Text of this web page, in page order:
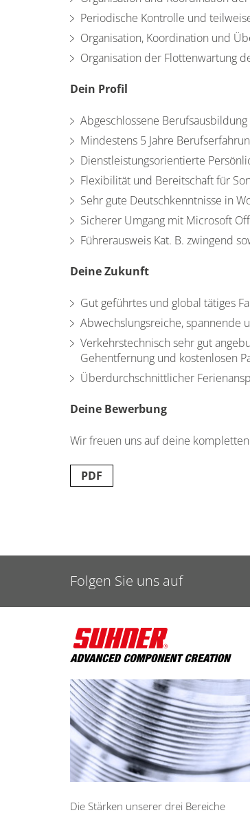
Periodische Kontrolle und
Organisation, Koordination und
Organisation der Flottenwartung
Dein Profil
Abgeschlossene
Mindestens 5 Jahre
Dienstleistungsorientierte
Flexibilität und Bereitschaft für
Sehr gute Deutschkenntnisse in
Sicherer Umgang mit Microsoft
Führerausweis Kat. B. zwingend
Deine Zukunft
Gut geführtes und global tätiges
Abwechslungsreiche, spannende
Verkehrstechnisch sehr gut
Gehentfernung und kostenlosen
Überdurchschnittlicher
Deine Bewerbung
Wir freuen uns auf deine
PDF
Folgen Sie uns auf
Die Stärken unserer drei Bereiche